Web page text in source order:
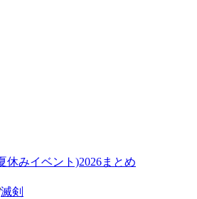
休みイベント)2026まとめ
滅剣